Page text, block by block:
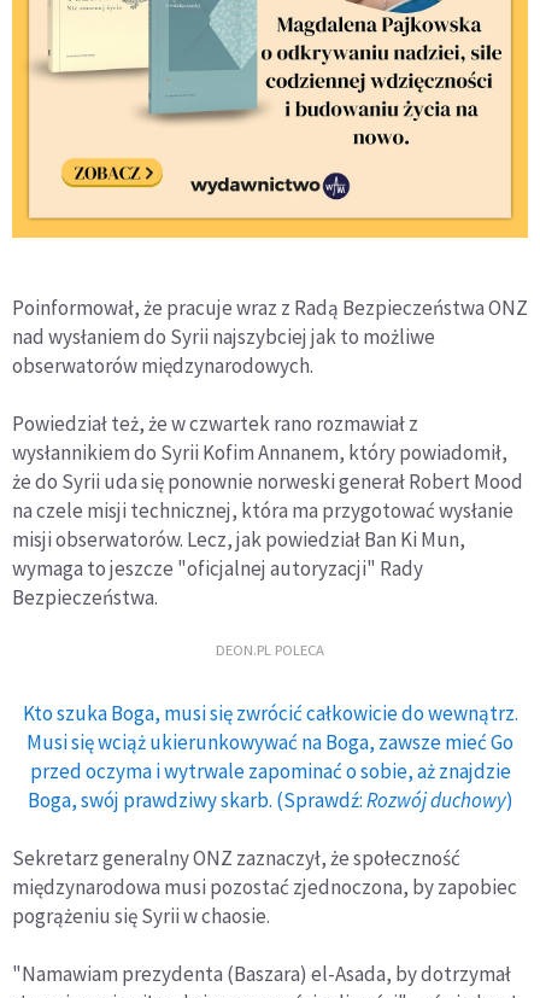
Poinformował, że pracuje wraz z Radą Bezpieczeństwa ONZ
nad wysłaniem do Syrii najszybciej jak to możliwe
obserwatorów międzynarodowych.
Powiedział też, że w czwartek rano rozmawiał z
wysłannikiem do Syrii Kofim Annanem, który powiadomił,
że do Syrii uda się ponownie norweski generał Robert Mood
na czele misji technicznej, która ma przygotować wysłanie
misji obserwatorów. Lecz, jak powiedział Ban Ki Mun,
wymaga to jeszcze "oficjalnej autoryzacji" Rady
Bezpieczeństwa.
DEON.PL POLECA
Kto szuka Boga, musi się zwrócić całkowicie do wewnątrz.
Musi się wciąż ukierunkowywać na Boga, zawsze mieć Go
przed oczyma i wytrwale zapominać o sobie, aż znajdzie
Boga, swój prawdziwy skarb. (Sprawdź:Rozwój duchowy)
Sekretarz generalny ONZ zaznaczył, że społeczność
międzynarodowa musi pozostać zjednoczona, by zapobiec
pogrążeniu się Syrii w chaosie.
"Namawiam prezydenta (Baszara) el-Asada, by dotrzymał